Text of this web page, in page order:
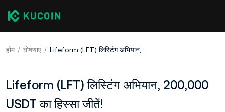
होम घोषणाएं Lifeform (LFT) लिस्टिंग अभियान, 200,000 USDT का हिस्सा जीतें!
Lifeform (LFT) लिस्टिंग अभियान, 200,000
USDT का हिस्सा जीतें!